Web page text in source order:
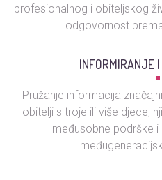
profesionalnog i obiteljskog
odgovornost
INFORMIRANJE
Pružanje informacija
obitelji s troje ili više djece,
međusobne podrške